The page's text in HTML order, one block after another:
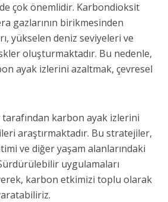
çok önemlidir. Karbondioksit
gazlarının birikmesinden
yükselen deniz seviyeleri ve
oluşturmaktadır. Bu nedenle,
ayak izlerini azaltmak, çevresel
karbon ayak izlerini
araştırmaktadır. Bu stratejiler,
ve diğer yaşam alanlarındaki
uygulamaları
karbon etkimizi toplu olarak